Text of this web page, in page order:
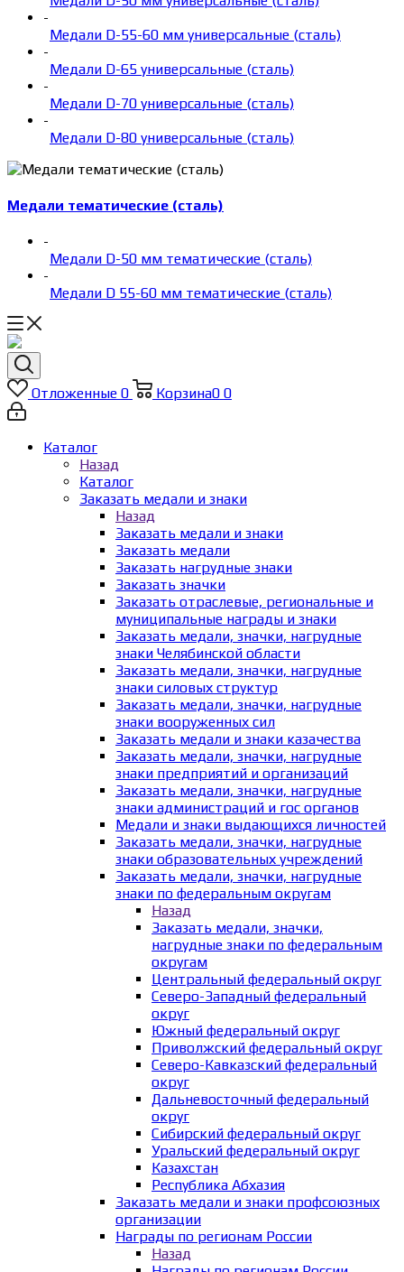
-
Медали D-55-60 мм универсальные (сталь)
-
Медали D-65 универсальные (сталь)
-
Медали D-70 универсальные (сталь)
-
Медали D-80 универсальные (сталь)
Медали тематические (сталь)
-
Медали D-50 мм тематические (сталь)
-
Медали D 55-60 мм тематические (сталь)
Отложенные 0 Корзина0 0
Каталог
Назад
Каталог
Заказать медали и знаки
Назад
Заказать медали и знаки
Заказать медали
Заказать нагрудные знаки
Заказать значки
Заказать отраслевые, региональные и
муниципальные награды и знаки
Заказать медали, значки, нагрудные
знаки Челябинской области
Заказать медали, значки, нагрудные
знаки силовых структур
Заказать медали, значки, нагрудные
знаки вооруженных сил
Заказать медали и знаки казачества
Заказать медали, значки, нагрудные
знаки предприятий и организаций
Заказать медали, значки, нагрудные
знаки администраций и гос органов
Медали и знаки выдающихся личностей
Заказать медали, значки, нагрудные
знаки образовательных учреждений
Заказать медали, значки, нагрудные
знаки по федеральным округам
Назад
Заказать медали, значки,
нагрудные знаки по федеральным
округам
Центральный федеральный округ
Северо-Западный федеральный
округ
Южный федеральный округ
Приволжский федеральный округ
Северо-Кавказский федеральный
округ
Дальневосточный федеральный
округ
Сибирский федеральный округ
Уральский федеральный округ
Казахстан
Республика Абхазия
Заказать медали и знаки профсоюзных
организации
Награды по регионам России
Назад